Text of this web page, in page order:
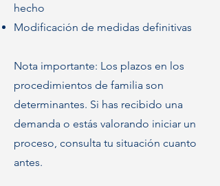
hecho
Modificación de medidas definitivas
Nota importante: Los plazos en los
procedimientos de familia son
determinantes. Si has recibido una
demanda o estás valorando iniciar un
proceso, consulta tu situación cuanto
antes.